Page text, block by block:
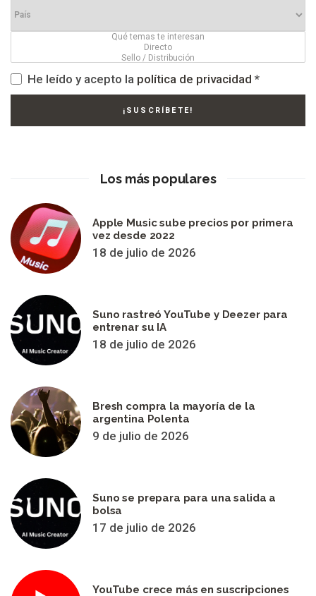
He leído y acepto la política de privacidad *
Los más populares
Apple Music sube precios por primera
vez desde 2022
18 de julio de 2026
Suno rastreó YouTube y Deezer para
entrenar su IA
18 de julio de 2026
Bresh compra la mayoría de la
argentina Polenta
9 de julio de 2026
Suno se prepara para una salida a
bolsa
17 de julio de 2026
YouTube crece más en suscripciones